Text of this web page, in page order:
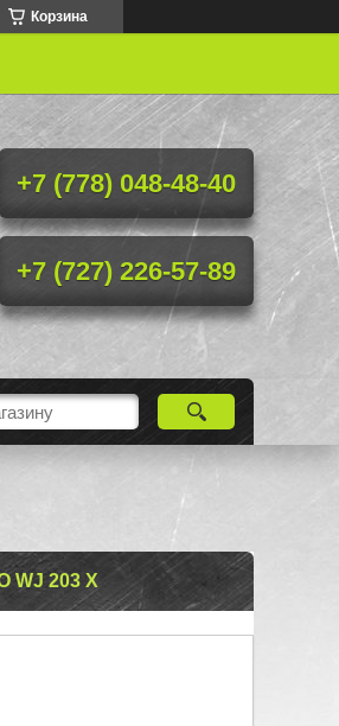
Корзина
+7 (778) 048-48-40
+7 (727) 226-57-89
203 X